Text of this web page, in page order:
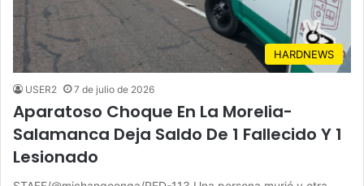
HARDNEWS
USER2 7 de julio de 2026
Aparatoso Choque En La Morelia-
Salamanca Deja Saldo De 1 Fallecido Y 1
Lesionado